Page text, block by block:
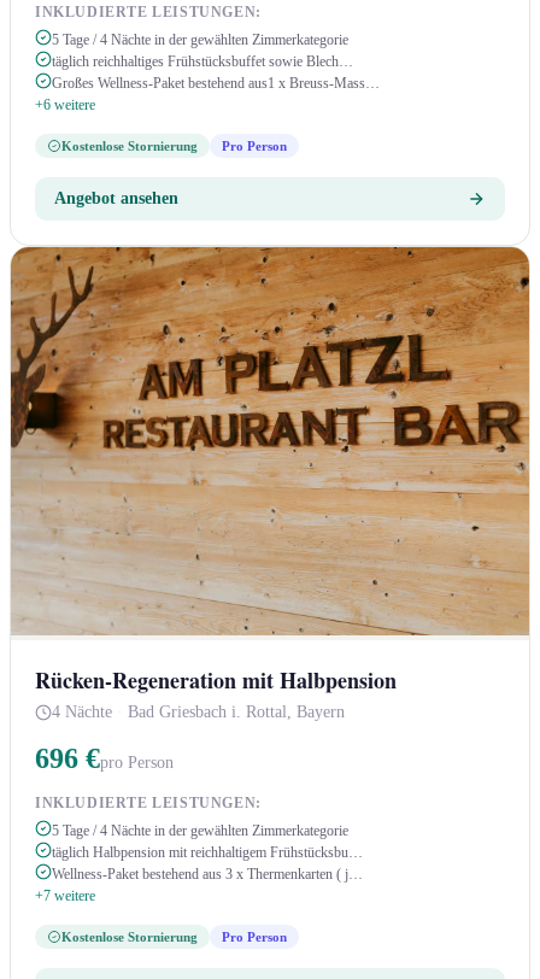
INKLUDIERTE LEISTUNGEN:
5 Tage / 4 Nächte in der gewählten Zimmerkategorie
täglich reichhaltiges Frühstücksbuffet sowie Blech…
Großes Wellness-Paket bestehend aus1 x Breuss-Mass…
+6 weitere
Kostenlose Stornierung Pro Person
Angebot ansehen
Rücken-Regeneration mit Halbpension
4 Nächte · Bad Griesbach i. Rottal, Bayern
696 €pro Person
INKLUDIERTE LEISTUNGEN:
5 Tage / 4 Nächte in der gewählten Zimmerkategorie
täglich Halbpension mit reichhaltigem Frühstücksbu…
Wellness-Paket bestehend aus 3 x Thermenkarten ( j…
+7 weitere
Kostenlose Stornierung Pro Person